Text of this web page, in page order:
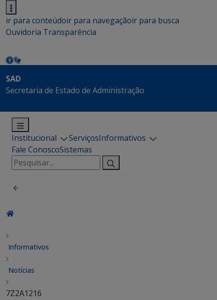
ir para conteúdoir para navegaçãoir para busca
Ouvidoria Transparência
SAD
Secretaria de Estado de Administração
Institucional ServiçosInformativos
Fale ConoscoSistemas
Pesquisar
por:
Informativos
Notícias
7Z2A1216